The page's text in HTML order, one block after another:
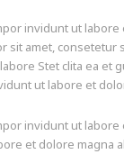
invidunt ut
amet, consetetur
Stet clita ea et
ut labore et
invidunt ut
et dolore magna